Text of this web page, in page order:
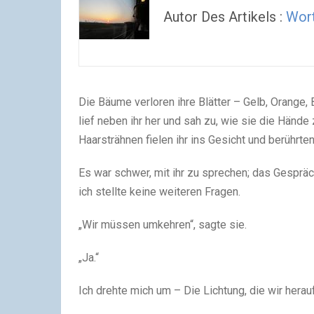
Autor Des Artikels :
Die Bäume verloren ihre Blätter – Gelb,
lief neben ihr her und sah zu, wie sie die
Haarsträhnen fielen ihr ins Gesicht und
Es war schwer, mit ihr zu sprechen; das
ich stellte keine weiteren Fragen.
„Wir müssen umkehren“, sagte sie.
„Ja.“
Ich drehte mich um – Die Lichtung, die wir